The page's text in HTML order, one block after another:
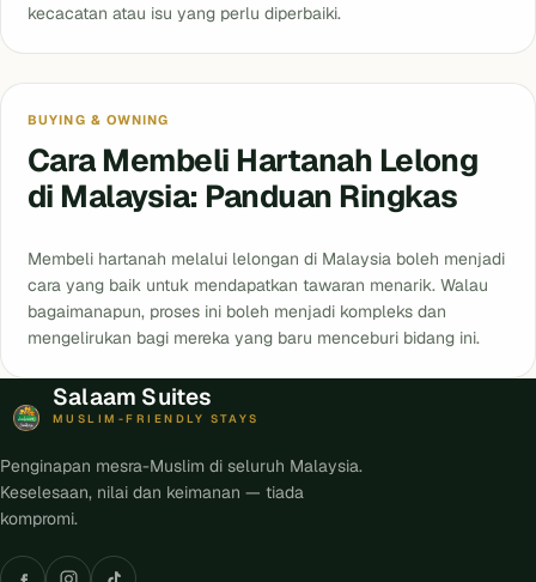
kecacatan atau isu yang perlu diperbaiki.
BUYING & OWNING
Cara Membeli Hartanah Lelong
di Malaysia: Panduan Ringkas
Membeli hartanah melalui lelongan di Malaysia boleh menjadi
cara yang baik untuk mendapatkan tawaran menarik. Walau
bagaimanapun, proses ini boleh menjadi kompleks dan
mengelirukan bagi mereka yang baru menceburi bidang ini.
Salaam Suites
MUSLIM-FRIENDLY STAYS
Penginapan mesra-Muslim di seluruh Malaysia.
Keselesaan, nilai dan keimanan — tiada
kompromi.